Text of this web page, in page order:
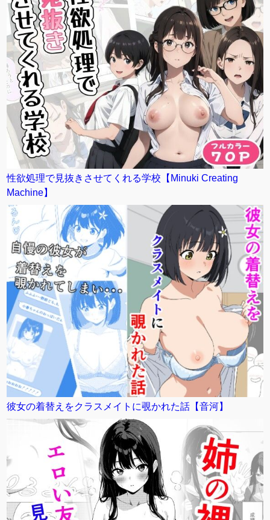
性欲処理で見抜きさせてくれる学校【Minuki Creating
Machine】
彼女の着替えをクラスメイトに覗かれた話【音河】